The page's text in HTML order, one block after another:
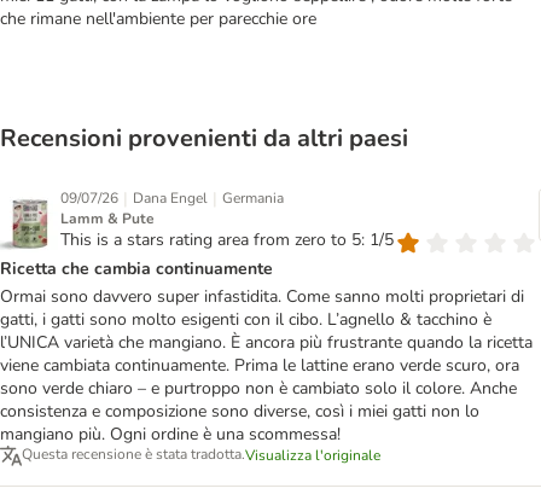
che rimane nell'ambiente per parecchie ore
Recensioni provenienti da altri paesi
09/07/26 | Dana Engel | Germania
Lamm & Pute
This is a stars rating area from zero to 5: 1/5
Ricetta che cambia continuamente
Ormai sono davvero super infastidita. Come sanno molti proprietari di
gatti, i gatti sono molto esigenti con il cibo. L’agnello & tacchino è
l’UNICA varietà che mangiano. È ancora più frustrante quando la ricetta
viene cambiata continuamente. Prima le lattine erano verde scuro, ora
sono verde chiaro – e purtroppo non è cambiato solo il colore. Anche
consistenza e composizione sono diverse, così i miei gatti non lo
mangiano più. Ogni ordine è una scommessa!
Questa recensione è stata tradotta.Visualizza l'originale